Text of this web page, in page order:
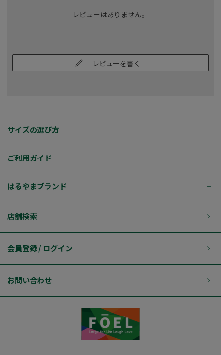
レビューはありません。
レビューを書く
サイズの選び方
ご利用ガイド
はるやまブランド
店舗検索
会員登録 / ログイン
お問い合わせ